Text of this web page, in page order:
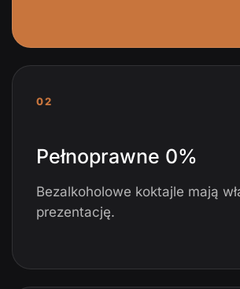
02
Pełnoprawne 0%
Bezalkoholowe koktajle mają
prezentację.